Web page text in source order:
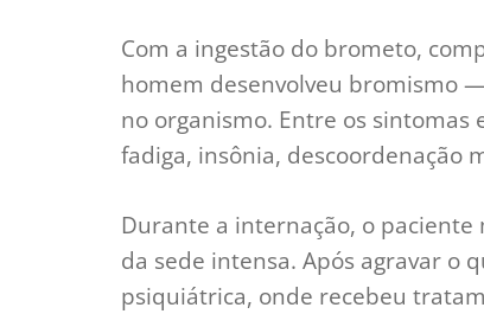
Com a ingestão do brometo,
homem desenvolveu bromismo
no organismo. Entre os sintomas
fadiga, insônia, descoordenação
Durante a internação, o
da sede intensa. Após agravar
psiquiátrica, onde recebeu